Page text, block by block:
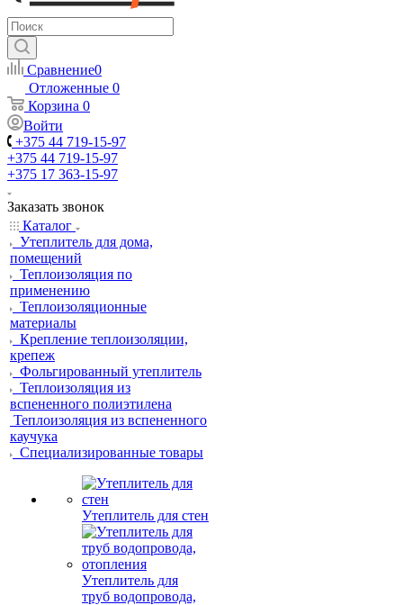
Сравнение0
Отложенные 0
Корзина 0
Войти
+375 44 719-15-97
+375 44 719-15-97
+375 17 363-15-97
Заказать звонок
Каталог
Утеплитель для дома,
помещений
Теплоизоляция по
применению
Теплоизоляционные
материалы
Крепление теплоизоляции,
крепеж
Фольгированный утеплитель
Теплоизоляция из
вспененного полиэтилена
Теплоизоляция из вспененного
каучука
Специализированные товары
Утеплитель для стен
Утеплитель для
труб водопровода,